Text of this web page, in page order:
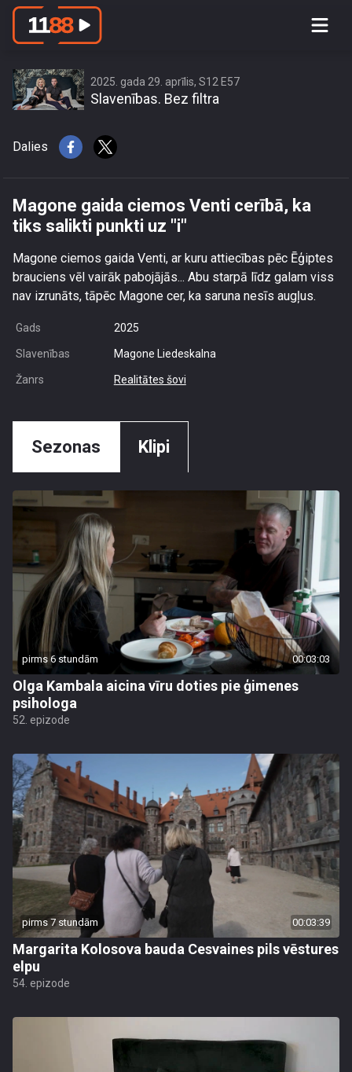
Magone gaida ciemos Venti cerībā, ka
2025. gada 29. aprīlis, S12 E57
Slavenības. Bez filtra
Dalies
Magone gaida ciemos Venti cerībā, ka
tiks salikti punkti uz "i"
Magone ciemos gaida Venti, ar kuru attiecības pēc Ēģiptes
brauciens vēl vairāk pabojājās... Abu starpā līdz galam viss
nav izrunāts, tāpēc Magone cer, ka saruna nesīs augļus.
Gads 2025
Slavenības Magone Liedeskalna
Žanrs Realitātes šovi
Sezonas Klipi
pirms 6 stundām 00:03:03
Olga Kambala aicina vīru doties pie ģimenes
psihologa
52. epizode
pirms 7 stundām 00:03:39
Margarita Kolosova bauda Cesvaines pils vēstures
elpu
54. epizode